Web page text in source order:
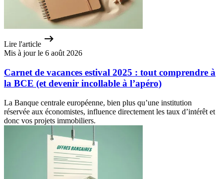
Lire l'article
Mis à jour le 6 août 2026
Carnet de vacances estival 2025 : tout comprendre à
la BCE (et devenir incollable à l’apéro)
La Banque centrale européenne, bien plus qu’une institution
réservée aux économistes, influence directement les taux d’intérêt et
donc vos projets immobiliers.